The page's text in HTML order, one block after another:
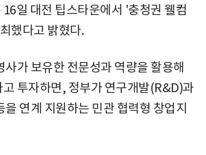
일 대전 팁스타운에서 '충청권 웰컴
했다고 밝혔다.
사가 보유한 전문성과 역량을 활용해
투자하면, 정부가 연구개발(R&D)과
을 연계 지원하는 민관 협력형 창업지